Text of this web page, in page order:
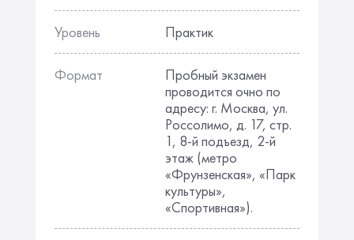
Уровень Практик
Формат
Пробный экзамен
проводится очно по
адресу: г. Москва, ул.
Россолимо, д. 17, стр.
1, 8-й подъезд, 2-й
этаж (метро
«Фрунзенская», «Парк
культуры»,
«Спортивная»).